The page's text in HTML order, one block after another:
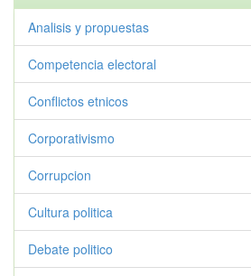
Analisis y propuestas
Competencia electoral
Conflictos etnicos
Corporativismo
Corrupcion
Cultura politica
Debate politico